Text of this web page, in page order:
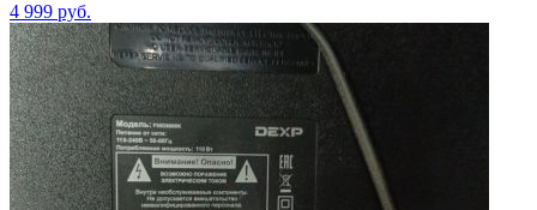
4 999 руб.